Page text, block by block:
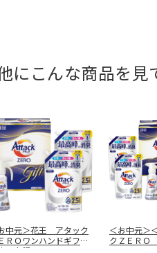
にこんな商品を見
中元＞花王 アタック
ＲＯワンハンドギフト
＜お中元＞
クＺＥＲＯ